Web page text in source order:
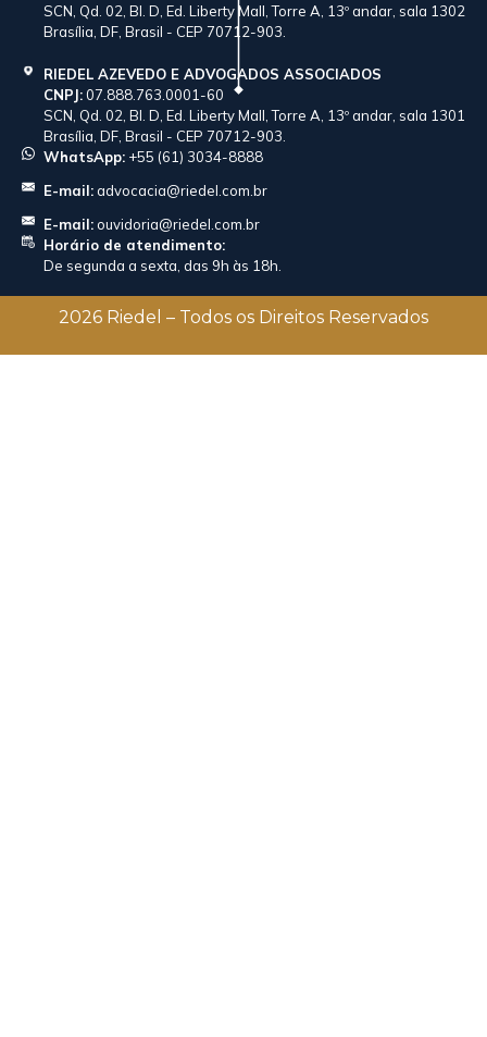
SCN, Qd. 02, Bl. D, Ed. Liberty Mall, Torre A, 13º andar, sala 1302
Brasília, DF, Brasil - CEP 70712-903.
RIEDEL AZEVEDO E ADVOGADOS ASSOCIADOS
CNPJ:07.888.763.0001-60
SCN, Qd. 02, Bl. D, Ed. Liberty Mall, Torre A, 13º andar, sala 1301
Brasília, DF, Brasil - CEP 70712-903.
WhatsApp: +55 (61) 3034-8888
E-mail:advocacia@riedel.com.br
E-mail:ouvidoria@riedel.com.br
Horário de atendimento:
De segunda a sexta, das 9h às 18h.
2026 Riedel – Todos os Direitos Reservados